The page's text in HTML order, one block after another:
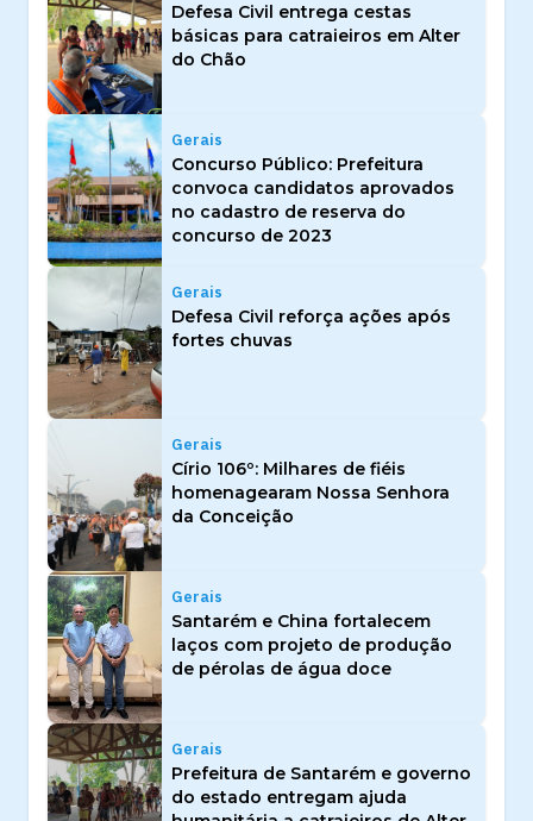
Defesa Civil entrega cestas
básicas para catraieiros em Alter
do Chão
Gerais
Concurso Público: Prefeitura
convoca candidatos aprovados
no cadastro de reserva do
concurso de 2023
Gerais
Defesa Civil reforça ações após
fortes chuvas
Gerais
Círio 106º: Milhares de fiéis
homenagearam Nossa Senhora
da Conceição
Gerais
Santarém e China fortalecem
laços com projeto de produção
de pérolas de água doce
Gerais
Prefeitura de Santarém e governo
do estado entregam ajuda